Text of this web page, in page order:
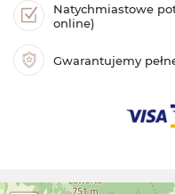
Natychmiastowe
online)
Gwarantujemy